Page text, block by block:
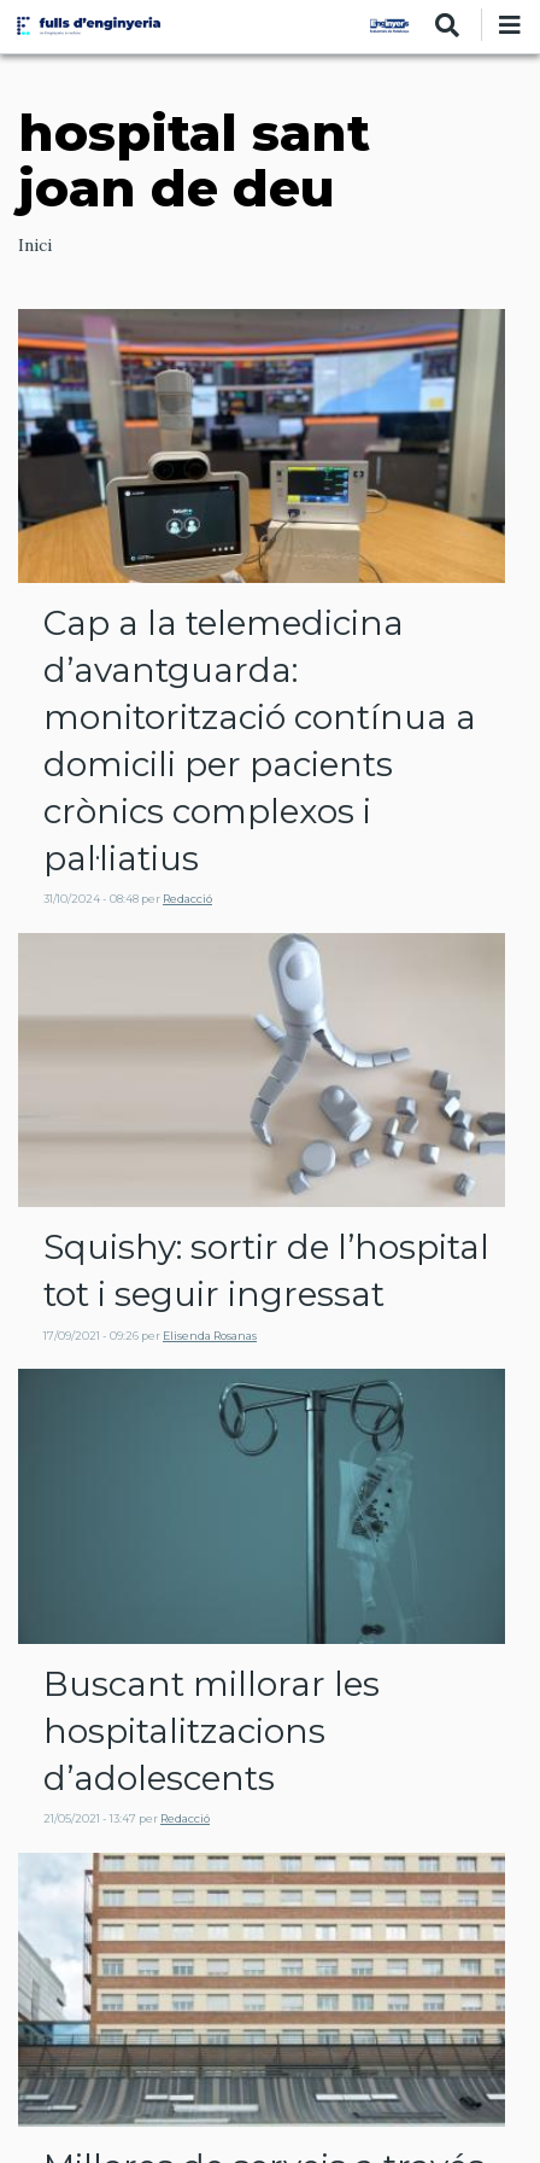
Vés
contingut
hospital sant
joan de deu
Ruta
navegació
Inici
Cap a la telemedicina
d’avantguarda:
monitorització contínua a
domicili per pacients
crònics complexos i
pal·liatius
31/10/2024 - 08:48 per Redacció
Squishy: sortir de l’hospital
tot i seguir ingressat
17/09/2021 - 09:26 per Elisenda Rosanas
Buscant millorar les
hospitalitzacions
d’adolescents
21/05/2021 - 13:47 per Redacció